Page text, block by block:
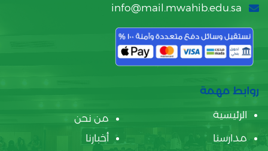
info@mail.mwahib.edu.sa
روابط مهمة
الرئيسية
من نحن
مدارسنا
أخبارنا